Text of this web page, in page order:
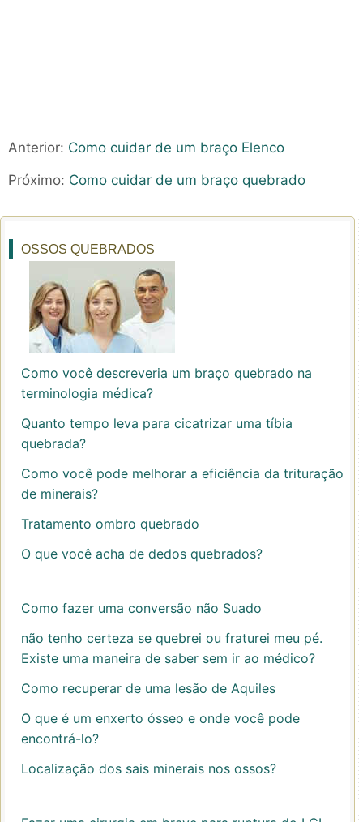
Anterior: Como cuidar de um braço Elenco
Próximo: Como cuidar de um braço quebrado
OSSOS QUEBRADOS
Como você descreveria um braço quebrado na
terminologia médica?
Quanto tempo leva para cicatrizar uma tíbia
quebrada?
Como você pode melhorar a eficiência da trituração
de minerais?
Tratamento ombro quebrado
O que você acha de dedos quebrados?
Como fazer uma conversão não Suado
não tenho certeza se quebrei ou fraturei meu pé.
Existe uma maneira de saber sem ir ao médico?
Como recuperar de uma lesão de Aquiles
O que é um enxerto ósseo e onde você pode
encontrá-lo?
Localização dos sais minerais nos ossos?